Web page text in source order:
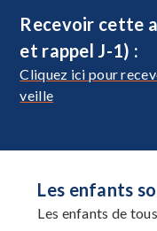
Recevoir cette
et rappel J-1) :
Cliquez ici pour
veille
Les enfants
Les enfants de